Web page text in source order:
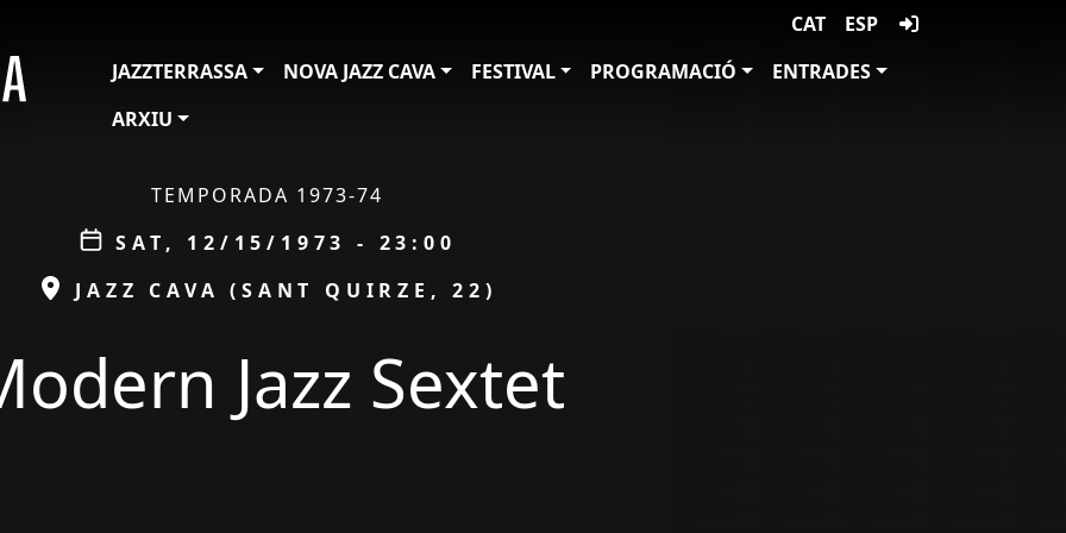
CAT
ESP
JAZZTERRASSA
NOVA JAZZ CAVA FESTIVAL PROGRAMACIÓ
ENTRADES
ARXIU
TEMPORADA 1973-74
Data
SAT, 12/15/1973 - 23:00
ESPAI
JAZZ CAVA (SANT QUIRZE, 22)
Jazz Sextet